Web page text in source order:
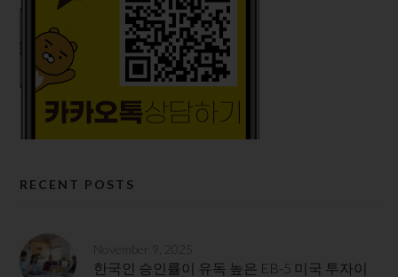
RECENT POSTS
November 9, 2025
한국인 승인률이 유독 높은 EB-5 미국 투자이